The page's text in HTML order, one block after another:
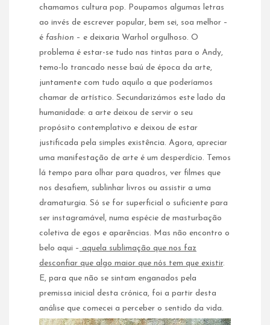
chamamos cultura pop. Poupamos algumas letras
ao invés de escrever popular, bem sei, soa melhor –
é fashion – e deixaria Warhol orgulhoso. O
problema é estar-se tudo nas tintas para o Andy,
temo-lo trancado nesse baú de época da arte,
juntamente com tudo aquilo a que poderíamos
chamar de artístico. Secundarizámos este lado da
humanidade: a arte deixou de servir o seu
propósito contemplativo e deixou de estar
justificada pela simples existência. Agora, apreciar
uma manifestação de arte é um desperdício. Temos
lá tempo para olhar para quadros, ver filmes que
nos desafiem, sublinhar livros ou assistir a uma
dramaturgia. Só se for superficial o suficiente para
ser instagramável, numa espécie de masturbação
coletiva de egos e aparências. Mas não encontro o
belo aqui – aquela sublimação que nos faz
desconfiar que algo maior que nós tem que existir.
E, para que não se sintam enganados pela
premissa inicial desta crónica, foi a partir desta
análise que comecei a perceber o sentido da vida.